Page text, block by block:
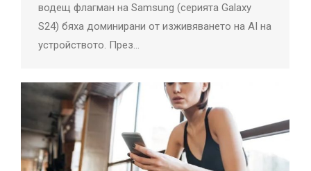
водещ флагман на Samsung (серията Galaxy
S24) бяха доминирани от изживяването на AI на
устройството. През…